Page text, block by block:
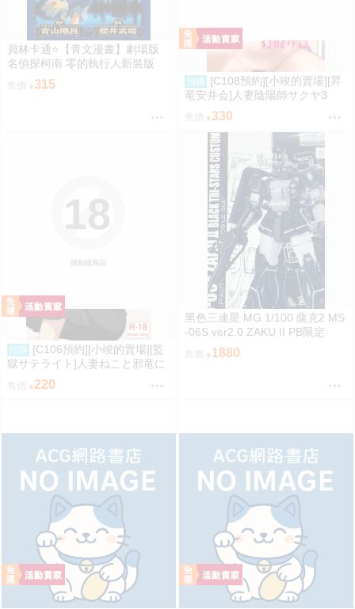
員林卡通⭐️【青文漫畫】劇場版
名偵探柯南 零的執行人新裝版
（全）作者：青山剛昌(附尼采書
售價 315 預購
[C108預約][小竣的賣場][昇
竜安井会]人妻陰陽師サクヤ3
寝取り篇 同人誌id=3785657
售價 330
限制級商品
18
預購
[C106預約][小竣的賣場][監
獄サテライト]人妻ねこと邪竜に
ゃ 同人誌id=3191266
220
黑色三連星 MG 1/100 薩克2 MS
-06S ver2.0 ZAKU II PB限定
1880